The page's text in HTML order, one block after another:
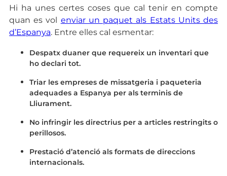
Hi ha unes certes coses que cal tenir en compte
quan es vol enviar un paquet als Estats Units des
d’Espanya. Entre elles cal esmentar:
Despatx duaner que requereix un inventari que
ho declari tot.
Triar les empreses de missatgeria i paqueteria
adequades a Espanya per als terminis de
Lliurament.
No infringir les directrius per a articles restringits o
perillosos.
Prestació d’atenció als formats de direccions
internacionals.